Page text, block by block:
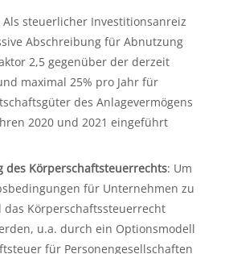
Als steuerlicher Investitionsanreiz
Abschreibung für Abnutzung
2,5 gegenüber der derzeit
maximal 25% pro Jahr für
des Anlagevermögens
2020 und 2021 eingeführt
des Körperschaftsteuerrechts: Um
für Unternehmen zu
das Körperschaftssteuerrecht
u.a. durch ein Optionsmodell
für Personengesellschaften